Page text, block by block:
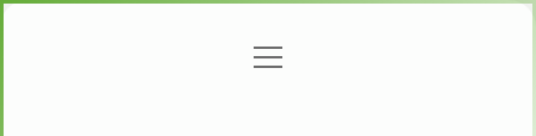
menüyü